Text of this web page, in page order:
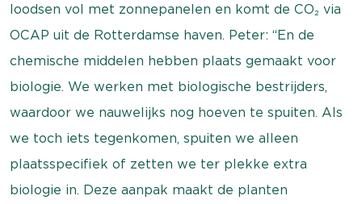
loodsen vol met zonnepanelen en komt de CO₂ via
OCAP uit de Rotterdamse haven. Peter: “En de
chemische middelen hebben plaats gemaakt voor
biologie. We werken met biologische bestrijders,
waardoor we nauwelijks nog hoeven te spuiten. Als
we toch iets tegenkomen, spuiten we alleen
plaatsspecifiek of zetten we ter plekke extra
biologie in. Deze aanpak maakt de planten